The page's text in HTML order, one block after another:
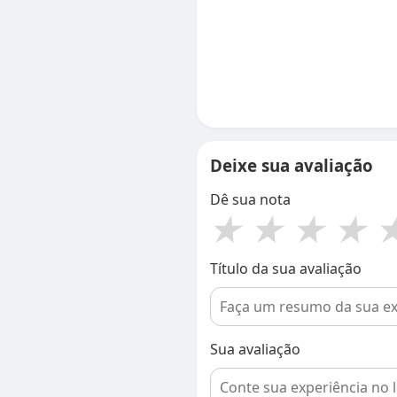
Deixe sua avaliação
Dê sua nota
★ ★ ★ ★
Título da sua avaliação
Sua avaliação